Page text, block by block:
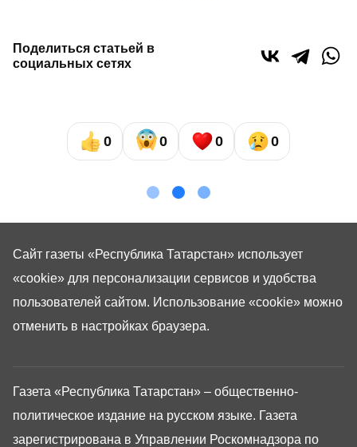
Поделиться статьей в
социальных сетях
0 0 0 0
Газета «Республика Татарстан» – общественно-
политическое издание на русском языке. Газета
зарегистрирована в Управлении Роскомнадзора по
Сайт газеты «Республика Татарстан» использует
«cookie» для персонализации сервисов и удобства
пользователей сайтом. Использование «cookie» можно
отменить в настройках браузера.